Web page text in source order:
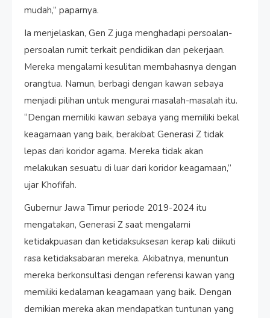
mudah,” paparnya.
Ia menjelaskan, Gen Z juga menghadapi persoalan-
persoalan rumit terkait pendidikan dan pekerjaan.
Mereka mengalami kesulitan membahasnya dengan
orangtua. Namun, berbagi dengan kawan sebaya
menjadi pilihan untuk mengurai masalah-masalah itu.
“Dengan memiliki kawan sebaya yang memiliki bekal
keagamaan yang baik, berakibat Generasi Z tidak
lepas dari koridor agama. Mereka tidak akan
melakukan sesuatu di luar dari koridor keagamaan,”
ujar Khofifah.
Gubernur Jawa Timur periode 2019-2024 itu
mengatakan, Generasi Z saat mengalami
ketidakpuasan dan ketidaksuksesan kerap kali diikuti
rasa ketidaksabaran mereka. Akibatnya, menuntun
mereka berkonsultasi dengan referensi kawan yang
memiliki kedalaman keagamaan yang baik. Dengan
demikian mereka akan mendapatkan tuntunan yang